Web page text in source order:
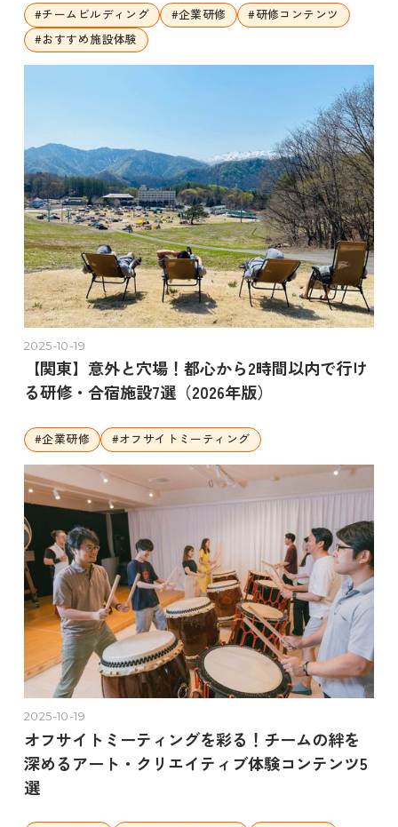
#チームビルディング #企業研修 #研修コンテンツ
#おすすめ施設体験
2025-10-19
【関東】意外と穴場！都心から2時間以内で行け
る研修・合宿施設7選（2026年版）
#企業研修 #オフサイトミーティング
2025-10-19
オフサイトミーティングを彩る！チームの絆を
深めるアート・クリエイティブ体験コンテンツ5
選